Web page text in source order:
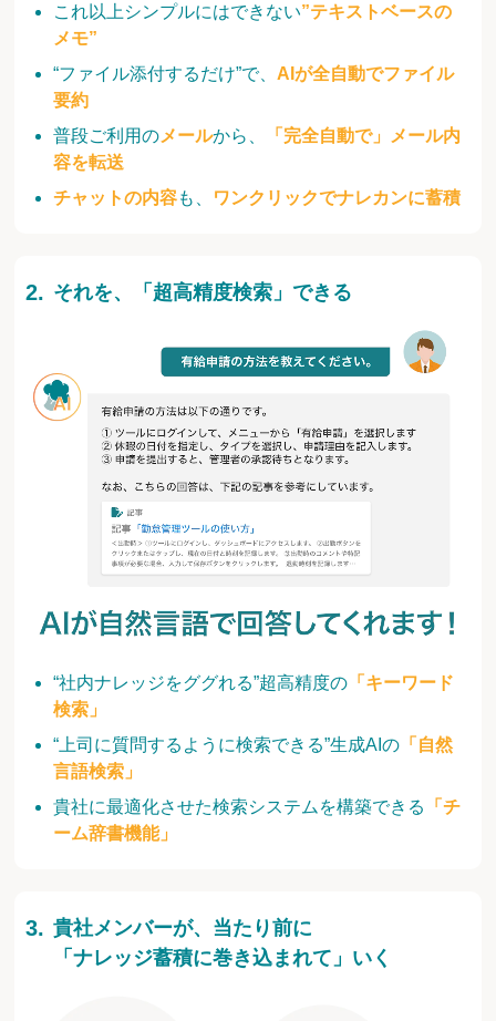
これ以上シンプルにはできない”テキストベースの
メモ”
“ファイル添付するだけ”で、 AIが全自動でファイル
要約
普段ご利用のメールから、
「完全自動で」メール内
容を転送
チャットの内容も、 ワンクリックでナレカンに蓄積
“社内ナレッジをググれる”超高精度の 「キーワード
検索」
“上司に質問するように検索できる”生成AIの 「自然
言語検索」
貴社に最適化させた検索システムを構築できる
「チ
ーム辞書機能」
それを、「超高精度検索」できる
貴社メンバーが、当たり前に
「ナレッジ蓄積に巻き込まれて」いく